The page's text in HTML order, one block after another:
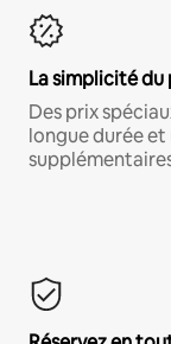
La simplicité du
Des prix
longue durée et